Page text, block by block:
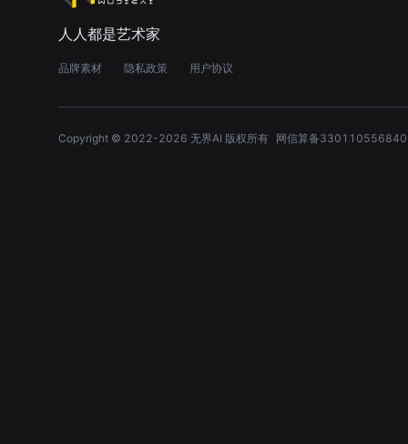
人人都是艺术家
品牌素材 隐私政策 用户协议
Copyright © 2022-2026 无界AI 版权所有 网信算备